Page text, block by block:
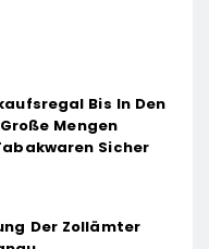
Bis In Den
Mengen
Sicher
Der Zollämter